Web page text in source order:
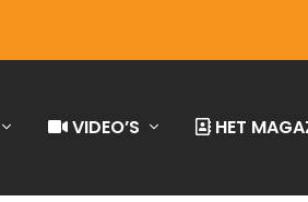
VIDEO’S HET